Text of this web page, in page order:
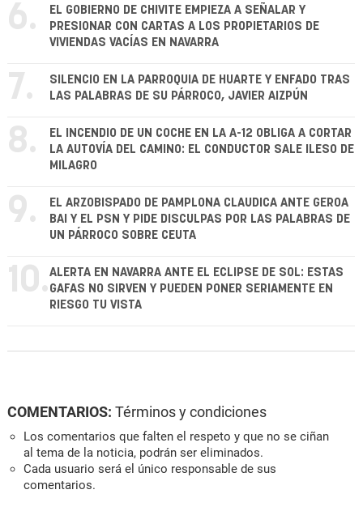
6.
EL GOBIERNO DE CHIVITE EMPIEZA A SEÑALAR Y
PRESIONAR CON CARTAS A LOS PROPIETARIOS DE
VIVIENDAS VACÍAS EN NAVARRA
7.
SILENCIO EN LA PARROQUIA DE HUARTE Y ENFADO TRAS
LAS PALABRAS DE SU PÁRROCO, JAVIER AIZPÚN
8.
EL INCENDIO DE UN COCHE EN LA A-12 OBLIGA A CORTAR
LA AUTOVÍA DEL CAMINO: EL CONDUCTOR SALE ILESO DE
MILAGRO
9.
EL ARZOBISPADO DE PAMPLONA CLAUDICA ANTE GEROA
BAI Y EL PSN Y PIDE DISCULPAS POR LAS PALABRAS DE
UN PÁRROCO SOBRE CEUTA
10.ALERTA EN NAVARRA ANTE EL ECLIPSE DE SOL: ESTAS
GAFAS NO SIRVEN Y PUEDEN PONER SERIAMENTE EN
RIESGO TU VISTA
COMENTARIOS: Términos y condiciones
Los comentarios que falten el respeto y que no se ciñan
al tema de la noticia, podrán ser eliminados.
Cada usuario será el único responsable de sus
comentarios.